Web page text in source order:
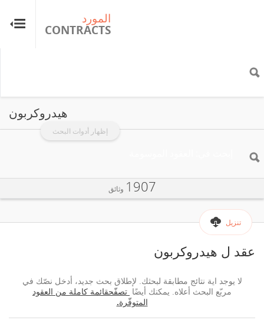
المورد
CONTRACTS
إظهار أدوات البحث
هيدروكربون
تنزيل
1907 وثائق
عقد ل هيدروكربون
لا يوجد اية نتائج مطابقة لبحثك. لإطلاق بحث جديد، أدخل نصّك في
مربّع البحث أعلاه. يمكنك أيضًا تصفّحقائمة كاملة من العقود
المتوفّرة.